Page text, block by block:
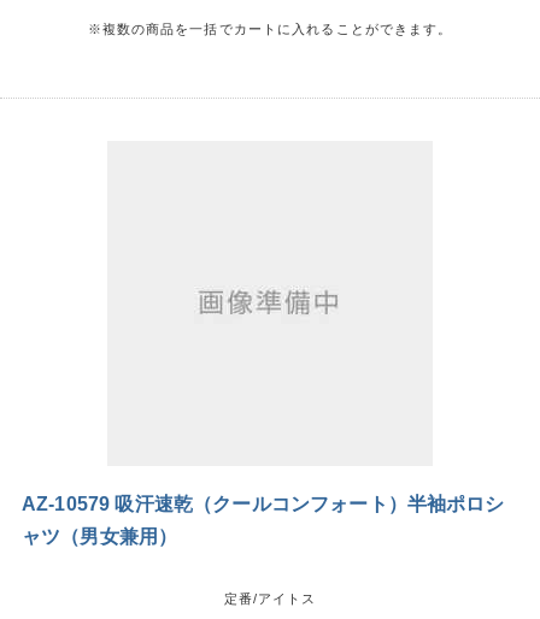
※複数の商品を一括でカートに入れることができます。
AZ-10579 吸汗速乾（クールコンフォート）半袖ポロシ
ャツ（男女兼用）
定番/アイトス